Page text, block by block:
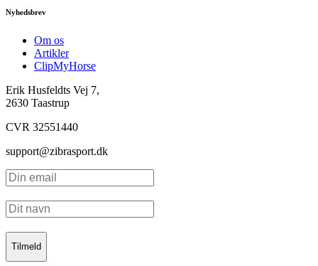
Nyhedsbrev
Om os
Artikler
ClipMyHorse
Erik Husfeldts Vej 7,
2630 Taastrup
CVR 32551440
support@zibrasport.dk
Tilmeld